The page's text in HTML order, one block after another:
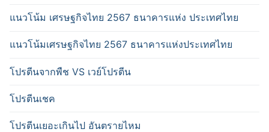
แนวโน้ม เศรษฐกิจไทย 2567 ธนาคารแห่ง ประเทศไทย
แนวโน้มเศรษฐกิจไทย 2567 ธนาคารแห่งประเทศไทย
โปรตีนจากพืช VS เวย์โปรตีน
โปรตีนเชค
โปรตีนเยอะเกินไป อันตรายไหม